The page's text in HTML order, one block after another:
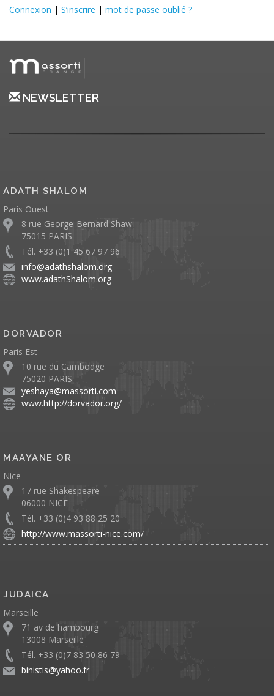
Connexion | S’inscrire | mot de passe oublié ?
NEWSLETTER
ADATH SHALOM
Paris Ouest
8 rue George-Bernard Shaw
75015 PARIS
Tél. +33 (0)1 45 67 97 96
info@adathshalom.org
www.adathShalom.org
DORVADOR
Paris Est
10 rue du Cambodge
75020 PARIS
yeshaya@massorti.com
www.http://dorvador.org/
MAAYANE OR
Nice
17 rue Shakespeare
06000 NICE
Tél. +33 (0)4 93 88 25 20
http://www.massorti-nice.com/
JUDAICA
Marseille
71 av de hambourg
13008 Marseille
Tél. +33 (0)7 83 50 86 79
binistis@yahoo.fr